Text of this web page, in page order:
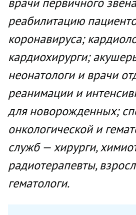
реабилитацию
коронавируса;
кардиохирурги;
неонатологи и врачи
реанимации и
для новорожденных;
онкологической и
служб — хирурги,
радиотерапевты,
гематологи.